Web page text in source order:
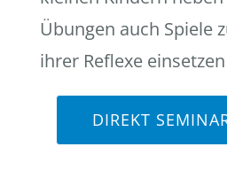
Übungen auch Spiele
ihrer Reflexe
DIREKT